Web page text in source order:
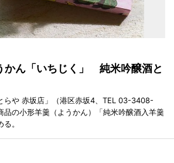
かん「いちじく」 純米吟醸酒と
らや 赤坂店」（港区赤坂4、TEL 03-3408-
品の小形羊羹（ようかん）「純米吟醸酒入羊羹
。